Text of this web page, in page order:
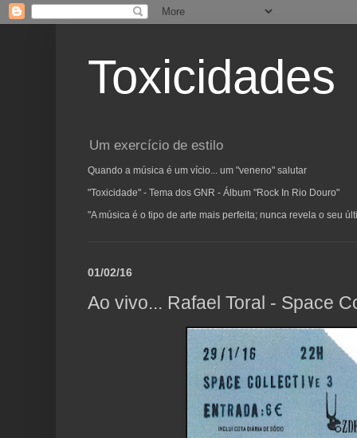
Toxicidades
Um exercício de estilo
Quando a música é um vício... um "veneno" salutar
"Toxicidade" - Tema dos GNR - Álbum "Rock In Rio Douro"
"A música é o tipo de arte mais perfeita; nunca revela o seu
01/02/16
Ao vivo... Rafael Toral - Space